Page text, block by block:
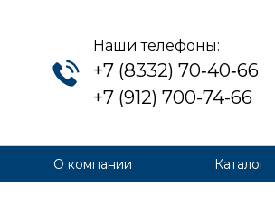
О компании Каталог
Наши телефоны:
+7 (8332) 70‑40‑66
+7 (912) 700-74-66